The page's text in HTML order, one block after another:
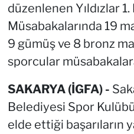
düzenlenen Yıldızlar
Müsabakalarında 19
9 gümüş ve 8 bronz
sporcular
SAKARYA (İGFA) -
Belediyesi Spor
elde ettiği başarıların